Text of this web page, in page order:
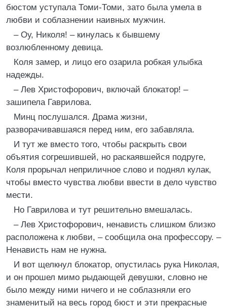
бюстом уступала Томи-Томи, зато была умела в
любви и соблазнении наивных мужчин.
– Оу, Николя! – кинулась к бывшему
возлюбленному девица.
Коля замер, и лицо его озарила робкая улыбка
надежды.
– Лев Христофорович, включай блокатор! –
зашипела Гаврилова.
Минц послушался. Драма жизни,
разворачивавшаяся перед ним, его забавляла.
И тут же вместо того, чтобы раскрыть свои
объятия согрешившей, но раскаявшейся подруге,
Коля прорычал неприличное слово и поднял кулак,
чтобы вместо чувства любви ввести в дело чувство
мести.
Но Гаврилова и тут решительно вмешалась.
– Лев Христофорович, ненависть слишком близко
расположена к любви, – сообщила она профессору. –
Ненависть нам не нужна.
И вот щелкнул блокатор, опустилась рука Николая,
и он прошел мимо рыдающей девушки, словно не
было между ними ничего и не соблазняли его
знаменитый на весь город бюст и эти прекрасные